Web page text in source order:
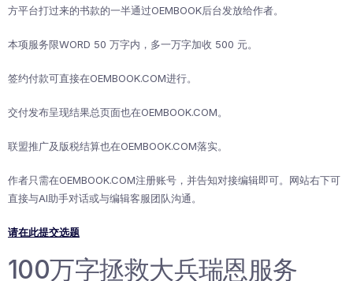
方平台打过来的书款的一半通过OEMBOOK后台发放给作者。
本项服务限WORD 50 万字内，多一万字加收 500 元。
签约付款可直接在OEMBOOK.COM进行。
交付发布呈现结果总页面也在OEMBOOK.COM。
联盟推广及版税结算也在OEMBOOK.COM落实。
作者只需在OEMBOOK.COM注册账号，并告知对接编辑即可。网站右下可
直接与AI助手对话或与编辑客服团队沟通。
请在此提交选题
100万字拯救大兵瑞恩服务